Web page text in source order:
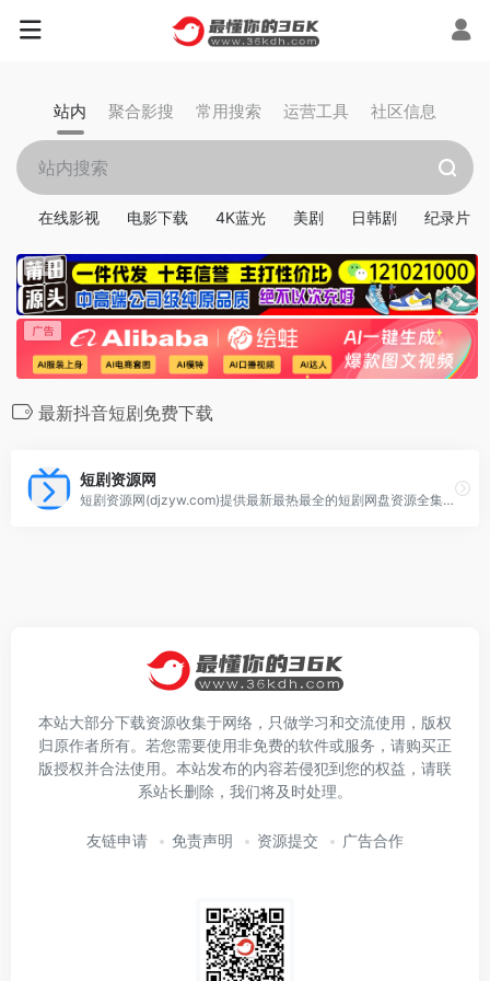
站内 聚合影搜 常用搜索 运营工具 社区信息
在线影视 电影下载 4K蓝光 美剧 日韩剧 纪录片
最新抖音短剧免费下载
短剧资源网
短剧资源网(djzyw.com)提供最新最热最全的短剧网盘资源全集下载，超万部短剧资源无广告全免费，您只需要通过短剧名关键词，即可在本站搜索相关短剧资源啦！
本站大部分下载资源收集于网络，只做学习和交流使用，版权
归原作者所有。若您需要使用非免费的软件或服务，请购买正
版授权并合法使用。本站发布的内容若侵犯到您的权益，请联
系站长删除，我们将及时处理。
友链申请 免责声明 资源提交 广告合作